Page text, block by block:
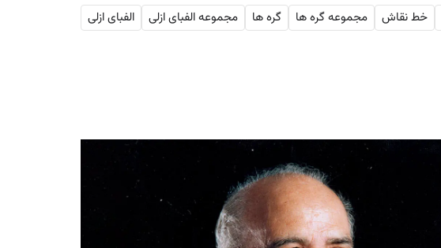
خط نقاش مجموعه گره ها گره ها مجموعه الفبای ازلی الفبای ازلی